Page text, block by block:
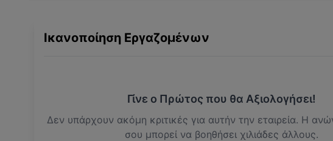
Ικανοποίηση Εργαζομένων
Γίνε ο Πρώτος που θα Αξιολογήσει!
Δεν υπάρχουν ακόμη κριτικές για αυτήν την εταιρεία. Η
σου μπορεί να βοηθήσει χιλιάδες άλλους.